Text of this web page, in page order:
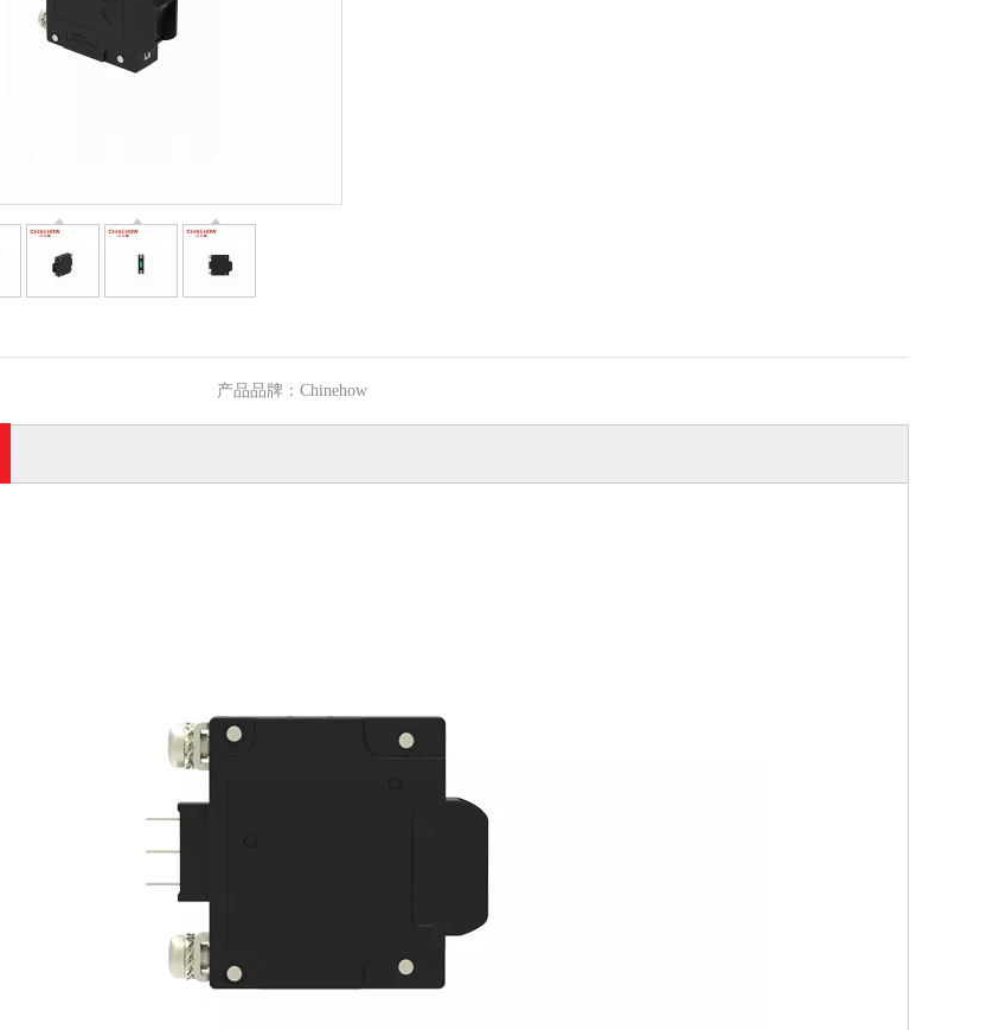
产品品牌： Chinehow